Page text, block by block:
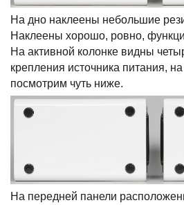
На дно наклеены небольшие
Наклеены хорошо, ровно,
На активной колонке видны
крепления источника питания,
посмотрим чуть ниже.
На передней панели